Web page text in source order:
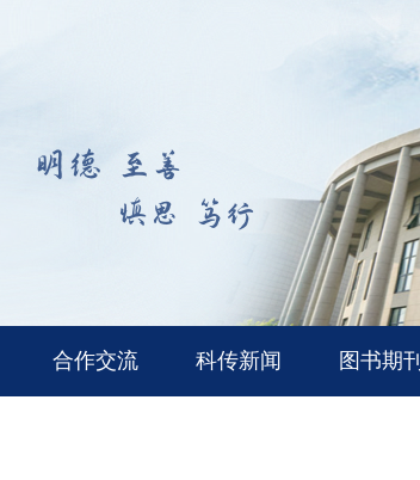
合作交流 科传新闻 图书期刊